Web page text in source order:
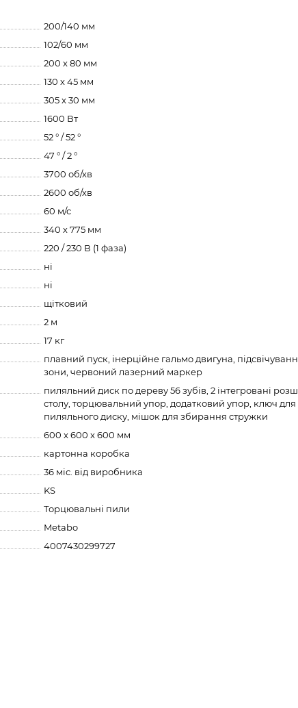
200/140 мм
102/60 мм
200 x 80 мм
130 x 45 мм
305 x 30 мм
1600 Вт
52 ° / 52 °
47 ° / 2 °
3700 об/хв
2600 об/хв
60 м/с
340 х 775 мм
220 / 230 В (1 фаза)
ні
ні
щітковий
2 м
17 кг
плавний пуск, інерційне гальмо двигуна,
зони, червоний лазерний маркер
пиляльний диск по дереву 56 зубів, 2 інтегровані
столу, торцювальний упор, додатковий упор, ключ для
пиляльного диску, мішок для збирання стружки
600 x 600 x 600 мм
картонна коробка
36 міс. від виробника
KS
Торцювальні пили
Metabo
4007430299727